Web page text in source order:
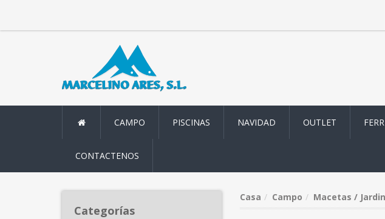
CAMPO PISCINAS NAVIDAD OUTLET
CONTACTENOS
Casa Campo Macetas /
Categorías